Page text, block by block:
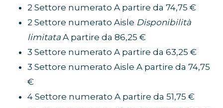
2 Settore numerato A partire da 74,75 €
2 Settore numerato Aisle Disponibilità
limitata A partire da 86,25 €
3 Settore numerato A partire da 63,25 €
3 Settore numerato Aisle A partire da 74,75
€
4 Settore numerato A partire da 51,75 €